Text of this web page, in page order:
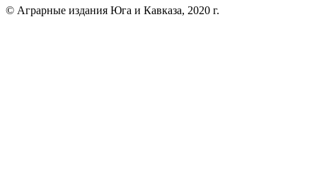
© Аграрные издания Юга и Кавказа, 2020 г.